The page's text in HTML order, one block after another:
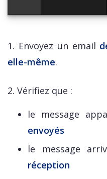
1. Envoyez un email
elle-même.
2. Vérifiez que :
le message
envoyés
le message
réception